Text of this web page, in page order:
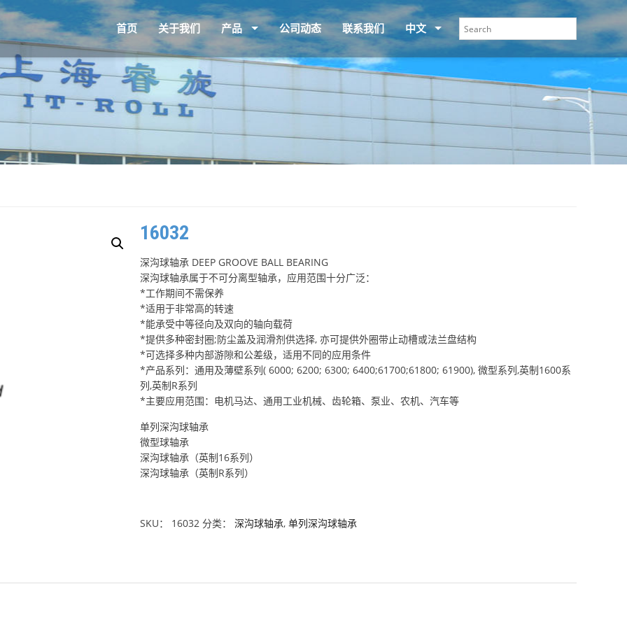
首页 关于我们 产品 公司动态 联系我们 中文
16032
深沟球轴承 DEEP GROOVE BALL BEARING
深沟球轴承属于不可分离型轴承，应用范围十分广泛：
*工作期间不需保养
*适用于非常高的转速
*能承受中等径向及双向的轴向载荷
*提供多种密封圈;防尘盖及润滑剂供选择, 亦可提供外圈带止动槽或法兰盘结构
*可选择多种内部游隙和公差级，适用不同的应用条件
*产品系列：通用及薄壁系列( 6000; 6200; 6300; 6400;61700;61800; 61900), 微型系列,英制1600系
列,英制R系列
*主要应用范围：电机马达、通用工业机械、齿轮箱、泵业、农机、汽车等
单列深沟球轴承
微型球轴承
深沟球轴承（英制16系列）
深沟球轴承（英制R系列）
SKU： 16032 分类： 深沟球轴承, 单列深沟球轴承